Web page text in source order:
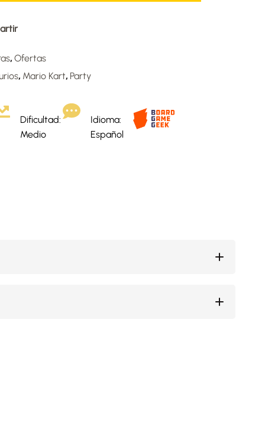
, Ofertas
, Mario Kart, Party
Dificultad:
Medio
Idioma:
Español